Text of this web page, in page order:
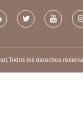
los derechos